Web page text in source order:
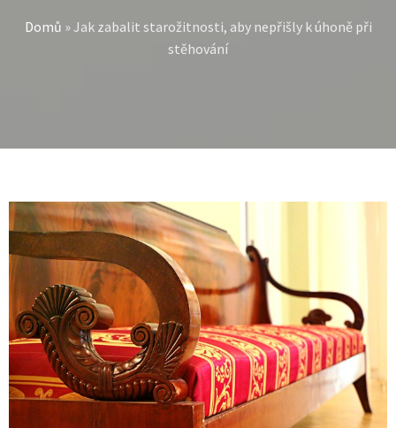
Domů »Jak zabalit starožitnosti, aby nepřišly k úhoně při
stěhování